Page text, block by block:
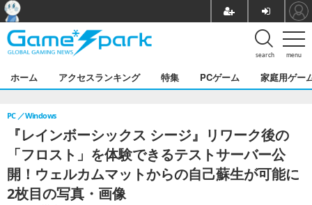
menu
search
ホーム アクセスランキング 特集 PCゲーム 家庭用ゲー
『レインボーシックス シージ』リワーク後の
「フロスト」を体験できるテストサーバー公
開！ウェルカムマットからの自己蘇生が可能に
2枚目の写真・画像
PC Windows